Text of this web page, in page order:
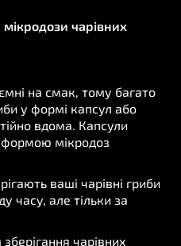
мікродози чарівних
на смак, тому багато
у формі капсул або
вдома. Капсули
мікродоз
ваші чарівні гриби
часу, але тільки за
чарівних